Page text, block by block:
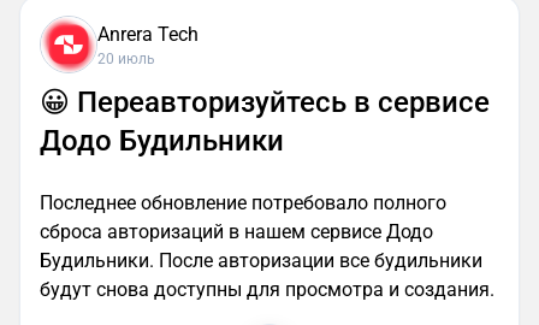
Anrera Tech
20 июль
😀 Переавторизуйтесь в сервисе
Додо Будильники
Последнее обновление потребовало полного
сброса авторизаций в нашем сервисе Додо
Будильники. После авторизации все будильники
будут снова доступны для просмотра и создания.